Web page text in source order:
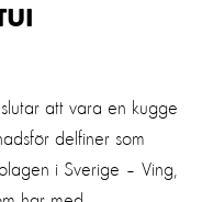
att vara en kugge
delfiner som
i Sverige – Ving,